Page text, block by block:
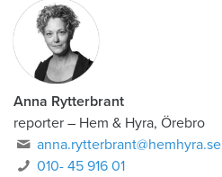
Anna Rytterbrant
reporter – Hem & Hyra, Örebro
anna.rytterbrant@hemhyra.se
010- 45 916 01